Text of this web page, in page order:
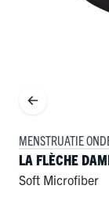
MENSTRUATIE
LA FLÈCHE
Soft Microfiber